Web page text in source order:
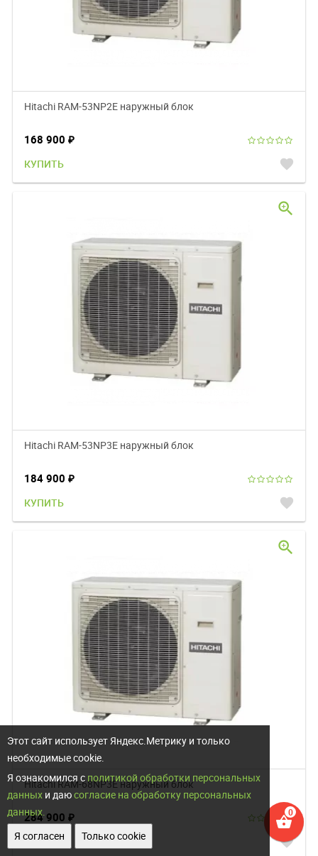
Этот сайт использует Яндекс.Метрику и только
необходимые cookie.
Я ознакомился сполитикой обработки персональных
данных и даюсогласие на обработку персональных
данных.
Я согласен
Только cookie
shopping_basket
Hitachi RAM-53NP2E наружный блок
168 900 ₽
КУПИТЬ favorite
Hitachi RAM-53NP3E наружный блок
184 900 ₽
КУПИТЬ favorite
zoom_in
Hitachi RAM-68NP3E наружный блок
284 900 ₽
КУПИТЬ favorite
zoom_in